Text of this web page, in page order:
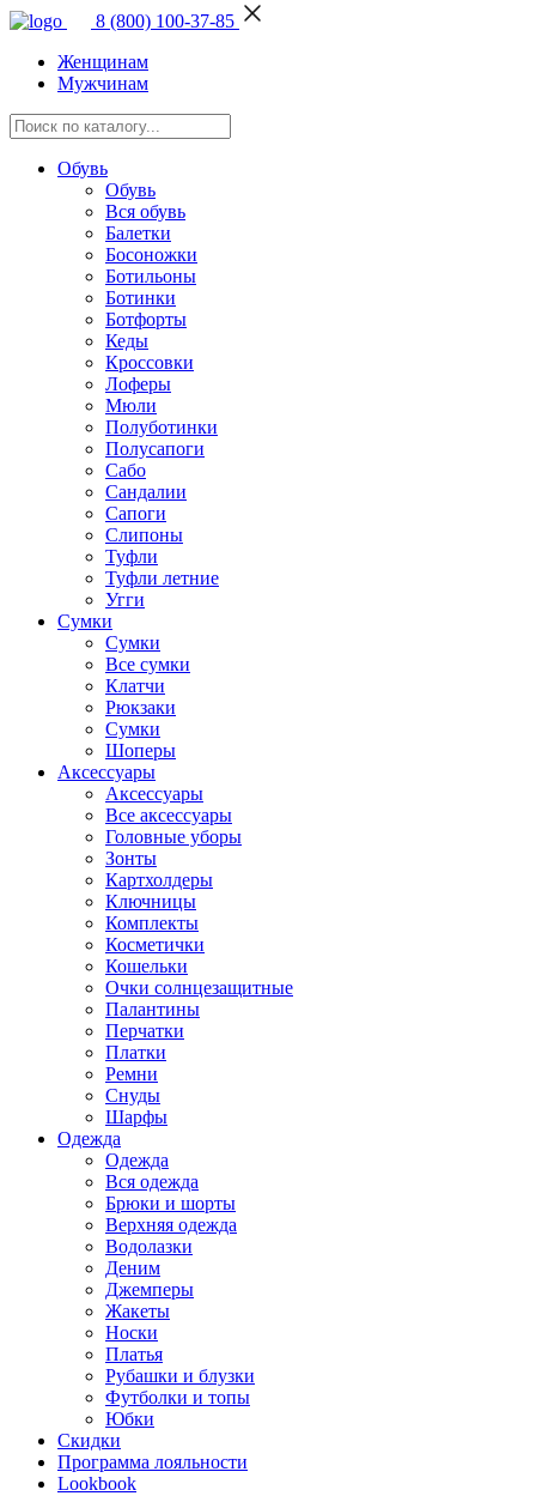
8 (800) 100-37-85
Женщинам
Мужчинам
Обувь
Обувь
Вся обувь
Балетки
Босоножки
Ботильоны
Ботинки
Ботфорты
Кеды
Кроссовки
Лоферы
Мюли
Полуботинки
Полусапоги
Сабо
Сандалии
Сапоги
Слипоны
Туфли
Туфли летние
Угги
Сумки
Сумки
Все сумки
Клатчи
Рюкзаки
Сумки
Шоперы
Аксессуары
Аксессуары
Все аксессуары
Головные уборы
Зонты
Картхолдеры
Ключницы
Комплекты
Косметички
Кошельки
Очки солнцезащитные
Палантины
Перчатки
Платки
Ремни
Снуды
Шарфы
Одежда
Одежда
Вся одежда
Брюки и шорты
Верхняя одежда
Водолазки
Деним
Джемперы
Жакеты
Носки
Платья
Рубашки и блузки
Футболки и топы
Юбки
Скидки
Программа лояльности
Lookbook